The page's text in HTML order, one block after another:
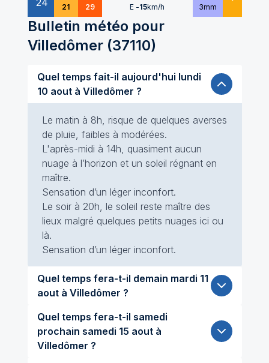
24 21 29 E -15km/h 3mm Détails
Bulletin météo pour
Villedômer(37110)
Quel temps fait-il aujourd'hui lundi
10 aout à Villedômer ?
Le matin à 8h, risque de quelques averses
de pluie, faibles à modérées.
L'après-midi à 14h, quasiment aucun
nuage à l’horizon et un soleil régnant en
maître.
Sensation d’un léger inconfort.
Le soir à 20h, le soleil reste maître des
lieux malgré quelques petits nuages ici ou
là.
Sensation d’un léger inconfort.
Quel temps fera-t-il demain mardi 11
aout à Villedômer ?
Quel temps fera-t-il samedi
prochain samedi 15 aout à
Villedômer ?